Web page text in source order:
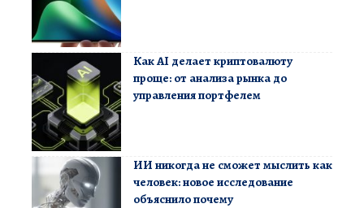
Как AI делает криптовалюту
проще: от анализа рынка до
управления портфелем
ИИ никогда не сможет мыслить как
человек: новое исследование
объяснило почему